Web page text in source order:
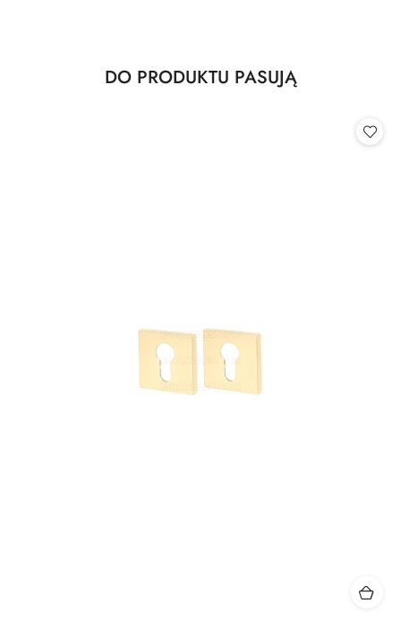
Pomiń karuzelę produktów
Produkty
DO PRODUKTU PASUJĄ